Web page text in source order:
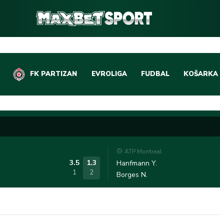
FK PARTIZAN EVROLIGA FUDBAL
DOMAĆI FUDBAL
LIGE PETICE
OSTALE LIGE
KOŠARKA
EVROLIGA
ABA LIGA
3.5
1
1.3
2
ATP Montreal
Hanfmann Y.
Borges N.